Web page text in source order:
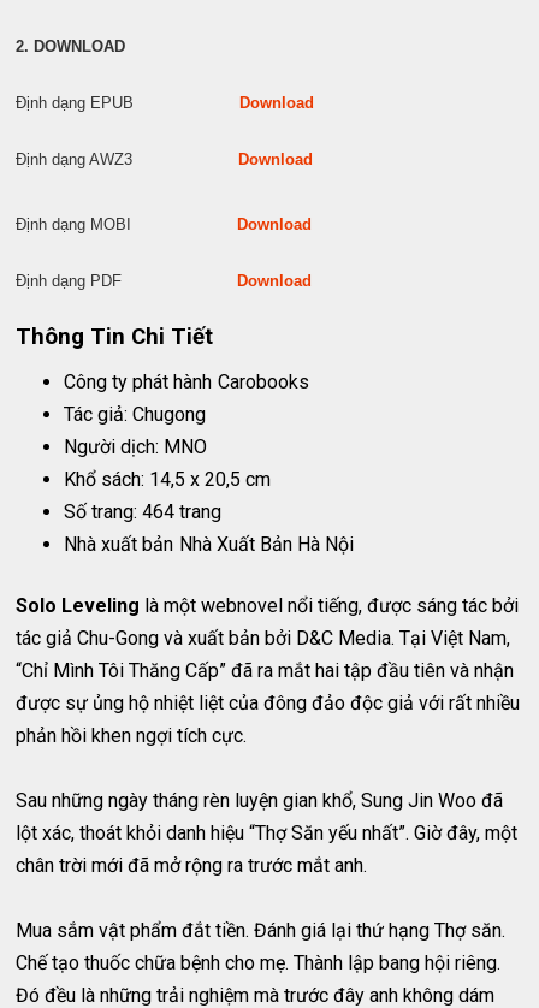
2. DOWNLOAD
Định dạng EPUB Download
Định dạng AWZ3 Download
Định dạng MOBI Download
Định dạng PDF Download
Thông Tin Chi Tiết
Công ty phát hành Carobooks
Tác giả: Chugong
Người dịch: MNO
Khổ sách: 14,5 x 20,5 cm
Số trang: 464 trang
Nhà xuất bản Nhà Xuất Bản Hà Nội
Solo Leveling là một webnovel nổi tiếng, được sáng tác bởi
tác giả Chu-Gong và xuất bản bởi D&C Media. Tại Việt Nam,
“Chỉ Mình Tôi Thăng Cấp” đã ra mắt hai tập đầu tiên và nhận
được sự ủng hộ nhiệt liệt của đông đảo độc giả với rất nhiều
phản hồi khen ngợi tích cực.
Sau những ngày tháng rèn luyện gian khổ, Sung Jin Woo đã
lột xác, thoát khỏi danh hiệu “Thợ Săn yếu nhất”. Giờ đây, một
chân trời mới đã mở rộng ra trước mắt anh.
Mua sắm vật phẩm đắt tiền. Đánh giá lại thứ hạng Thợ săn.
Chế tạo thuốc chữa bệnh cho mẹ. Thành lập bang hội riêng.
Đó đều là những trải nghiệm mà trước đây anh không dám